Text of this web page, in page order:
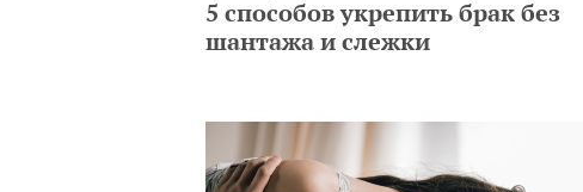
5 способов укрепить брак без
шантажа и слежки